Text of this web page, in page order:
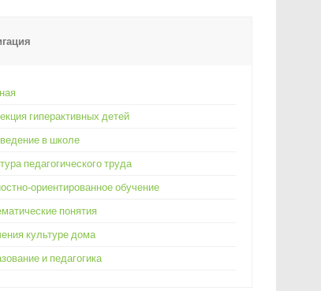
гиперактивных детей
в школе
педагогического труда
ориентированное обучение
понятия
культуре дома
и педагогика